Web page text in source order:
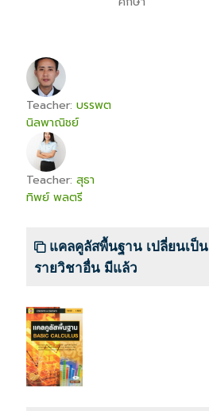
Teacher: บรรพต
นิลพาณิชย์
Teacher: สุธา
ทิพย์ พลตรี
แคลคูลัสพื้นฐาน เปลี่ยนเป็น
รายวิชาอื่น มีแล้ว